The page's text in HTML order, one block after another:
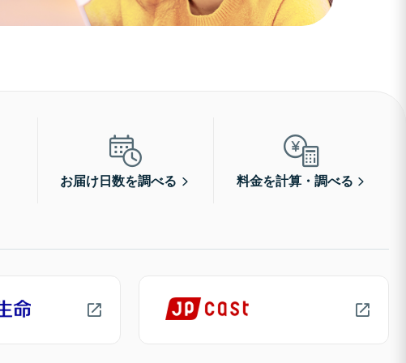
お届け日数を調べる 料金を計算・調べる